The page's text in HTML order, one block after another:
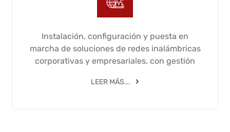
Instalación, configuración y puesta en
marcha de soluciones de redes inalámbricas
corporativas y empresariales, con gestión
LEER MÁS...